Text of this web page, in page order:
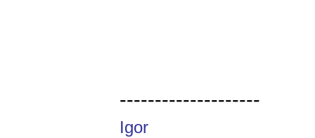
--------------------
Igor